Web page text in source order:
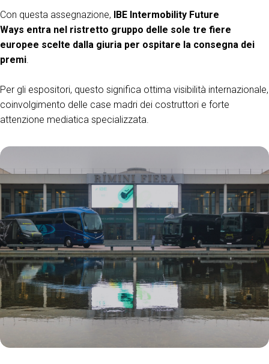
Con questa assegnazione, IBE Intermobility Future
Ways entra nel ristretto gruppo delle sole tre fiere
europee scelte dalla giuria per ospitare la consegna dei
premi.
Per gli espositori, questo significa ottima visibilità internazionale,
coinvolgimento delle case madri dei costruttori e forte
attenzione mediatica specializzata.